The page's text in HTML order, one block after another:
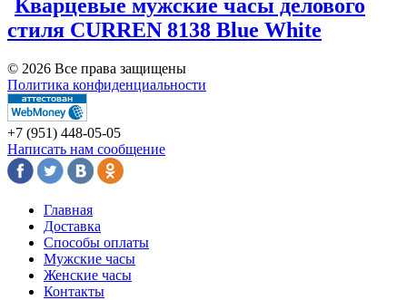
Кварцевые мужские часы делового
стиля CURREN 8138 Blue White
© 2026 Все права защищены
Политика конфиденциальности
+7 (951) 448-05-05
Написать нам сообщение
Главная
Доставка
Способы оплаты
Мужские часы
Женские часы
Контакты